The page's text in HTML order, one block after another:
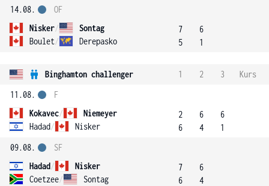
14.08.
Nisker/
Sontag
Boulet/ Derepasko
OF
7
5
6
1
Binghamton challenger 1 2 3
Kurs
11.08.
Kokavec/
Niemeyer
Hadad/ Nisker
F
2
6
6
4
6
1
09.08.
Hadad/
Nisker
Coetzee/ Sontag
SF
7
6
6
4